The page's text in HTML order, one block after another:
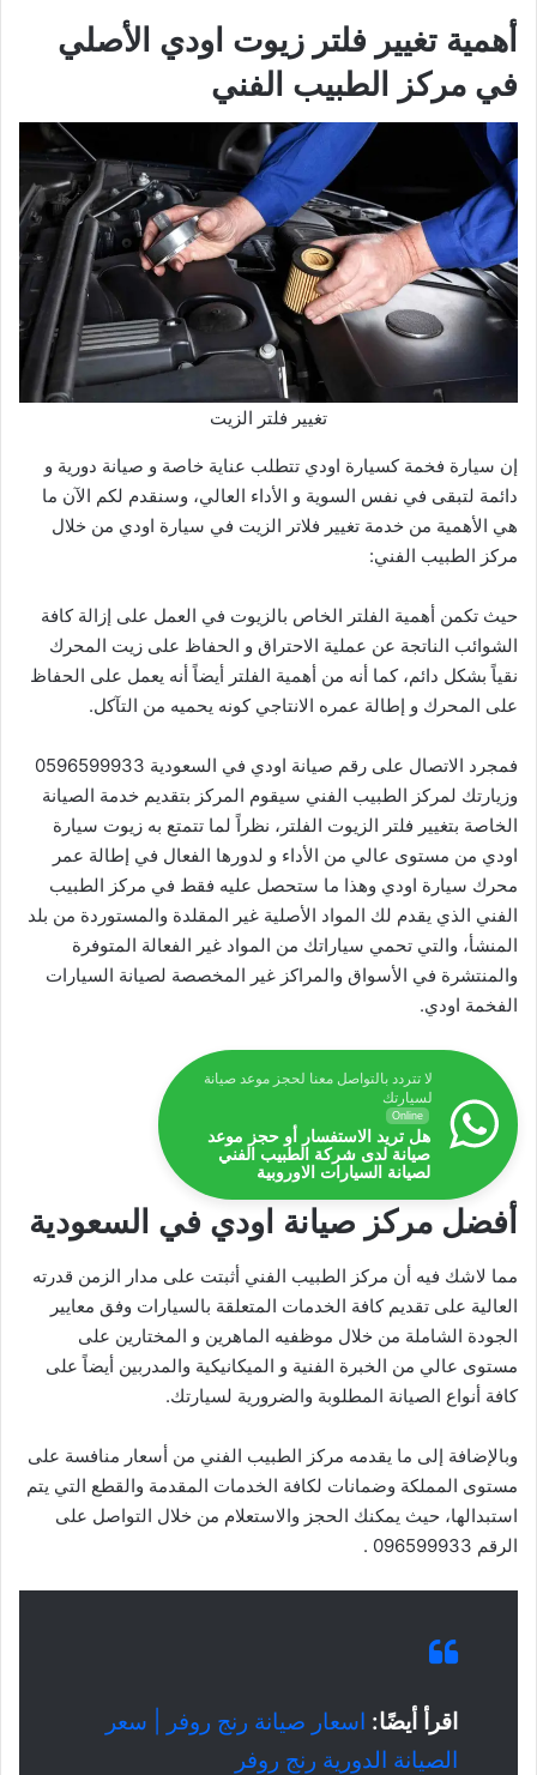
أهمية تغيير فلتر زيوت اودي الأصلي
في مركز الطبيب الفني
تغيير فلتر الزيت
إن سيارة فخمة كسيارة اودي تتطلب عناية خاصة و صيانة دورية و
دائمة لتبقى في نفس السوية و الأداء العالي، وسنقدم لكم الآن ما
هي الأهمية من خدمة تغيير فلاتر الزيت في سيارة اودي من خلال
مركز الطبيب الفني:
حيث تكمن أهمية الفلتر الخاص بالزيوت في العمل على إزالة كافة
الشوائب الناتجة عن عملية الاحتراق و الحفاظ على زيت المحرك
نقياً بشكل دائم، كما أنه من أهمية الفلتر أيضاً أنه يعمل على الحفاظ
على المحرك و إطالة عمره الانتاجي كونه يحميه من التآكل.
فمجرد الاتصال على رقم صيانة اودي في السعودية 0596599933
وزيارتك لمركز الطبيب الفني سيقوم المركز بتقديم خدمة الصيانة
الخاصة بتغيير فلتر الزيوت الفلتر، نظراً لما تتمتع به زيوت سيارة
اودي من مستوى عالي من الأداء و لدورها الفعال في إطالة عمر
محرك سيارة اودي وهذا ما ستحصل عليه فقط في مركز الطبيب
الفني الذي يقدم لك المواد الأصلية غير المقلدة والمستوردة من بلد
المنشأ، والتي تحمي سياراتك من المواد غير الفعالة المتوفرة
والمنتشرة في الأسواق والمراكز غير المخصصة لصيانة السيارات
الفخمة اودي.
لا تتردد بالتواصل معنا لحجز موعد صيانة
لسيارتك
Online
هل تريد الاستفسار أو حجز موعد
صيانة لدى شركة الطبيب الفني
لصيانة السيارات الاوروبية
أفضل مركز صيانة اودي في السعودية
مما لاشك فيه أن مركز الطبيب الفني أثبتت على مدار الزمن قدرته
العالية على تقديم كافة الخدمات المتعلقة بالسيارات وفق معايير
الجودة الشاملة من خلال موظفيه الماهرين و المختارين على
مستوى عالي من الخبرة الفنية و الميكانيكية والمدربين أيضاً على
كافة أنواع الصيانة المطلوبة والضرورية لسيارتك.
وبالإضافة إلى ما يقدمه مركز الطبيب الفني من أسعار منافسة على
مستوى المملكة وضمانات لكافة الخدمات المقدمة والقطع التي يتم
استبدالها، حيث يمكنك الحجز والاستعلام من خلال التواصل على
الرقم 096599933 .
اقرأ أيضًا: اسعار صيانة رنج روفر | سعر
الصيانة الدورية رنج روفر